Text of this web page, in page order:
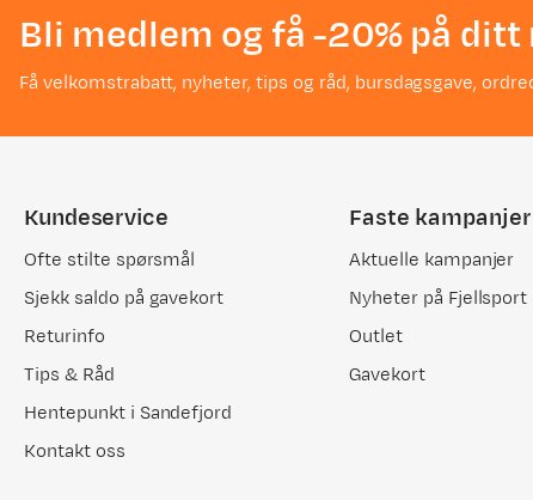
Bli medlem og få -20% på
Få velkomstrabatt, nyheter, tips og råd, bursdagsgave,
Kundeservice
Ofte stilte spørsmål
Sjekk saldo på gavekort
Returinfo
Tips & Råd
Hentepunkt i Sandefjord
Kontakt oss
Faste kampanjer
Aktuelle kampanjer
Nyheter på Fjellsport
Outlet
Gavekort